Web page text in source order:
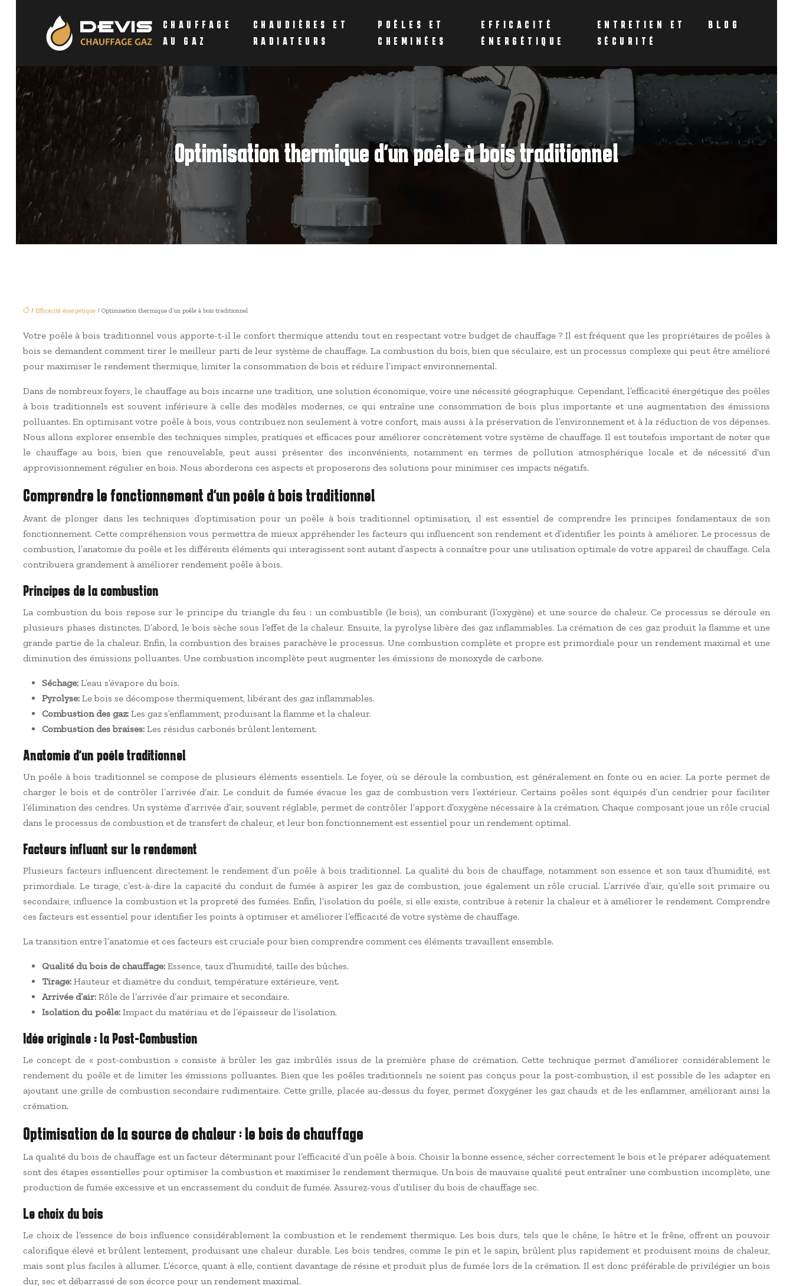
CHAUFFAGE
AU GAZ
CHAUDIÈRES ET
RADIATEURS
POÊLES ET
CHEMINÉES
EFFICACITÉ
ÉNERGÉTIQUE
ENTRETIEN ET
SÉCURITÉ
BLOG
Optimisation thermique d’un poêle à bois traditionnel
/ Efficacité énergétique/ Optimisation thermique d’un poêle à bois traditionnel
Votre poêle à bois traditionnel vous apporte-t-il le confort thermique attendu tout en respectant votre budget de chauffage ? Il est fréquent que les propriétaires de poêles à
bois se demandent comment tirer le meilleur parti de leur système de chauffage. La combustion du bois, bien que séculaire, est un processus complexe qui peut être amélioré
pour maximiser le rendement thermique, limiter la consommation de bois et réduire l’impact environnemental.
Dans de nombreux foyers, le chauffage au bois incarne une tradition, une solution économique, voire une nécessité géographique. Cependant, l’efficacité énergétique des poêles
à bois traditionnels est souvent inférieure à celle des modèles modernes, ce qui entraîne une consommation de bois plus importante et une augmentation des émissions
polluantes. En optimisant votre poêle à bois, vous contribuez non seulement à votre confort, mais aussi à la préservation de l’environnement et à la réduction de vos dépenses.
Nous allons explorer ensemble des techniques simples, pratiques et efficaces pour améliorer concrètement votre système de chauffage. Il est toutefois important de noter que
le chauffage au bois, bien que renouvelable, peut aussi présenter des inconvénients, notamment en termes de pollution atmosphérique locale et de nécessité d’un
approvisionnement régulier en bois. Nous aborderons ces aspects et proposerons des solutions pour minimiser ces impacts négatifs.
Comprendre le fonctionnement d’un poêle à bois traditionnel
Avant de plonger dans les techniques d’optimisation pour un poêle à bois traditionnel optimisation, il est essentiel de comprendre les principes fondamentaux de son
fonctionnement. Cette compréhension vous permettra de mieux appréhender les facteurs qui influencent son rendement et d’identifier les points à améliorer. Le processus de
combustion, l’anatomie du poêle et les différents éléments qui interagissent sont autant d’aspects à connaître pour une utilisation optimale de votre appareil de chauffage. Cela
contribuera grandement à améliorer rendement poêle à bois.
Principes de la combustion
La combustion du bois repose sur le principe du triangle du feu : un combustible (le bois), un comburant (l’oxygène) et une source de chaleur. Ce processus se déroule en
plusieurs phases distinctes. D’abord, le bois sèche sous l’effet de la chaleur. Ensuite, la pyrolyse libère des gaz inflammables. La crémation de ces gaz produit la flamme et une
grande partie de la chaleur. Enfin, la combustion des braises parachève le processus. Une combustion complète et propre est primordiale pour un rendement maximal et une
diminution des émissions polluantes. Une combustion incomplète peut augmenter les émissions de monoxyde de carbone.
Séchage: L’eau s’évapore du bois.
Pyrolyse: Le bois se décompose thermiquement, libérant des gaz inflammables.
Combustion des gaz: Les gaz s’enflamment, produisant la flamme et la chaleur.
Combustion des braises: Les résidus carbonés brûlent lentement.
Anatomie d’un poêle traditionnel
Un poêle à bois traditionnel se compose de plusieurs éléments essentiels. Le foyer, où se déroule la combustion, est généralement en fonte ou en acier. La porte permet de
charger le bois et de contrôler l’arrivée d’air. Le conduit de fumée évacue les gaz de combustion vers l’extérieur. Certains poêles sont équipés d’un cendrier pour faciliter
l’élimination des cendres. Un système d’arrivée d’air, souvent réglable, permet de contrôler l’apport d’oxygène nécessaire à la crémation. Chaque composant joue un rôle crucial
dans le processus de combustion et de transfert de chaleur, et leur bon fonctionnement est essentiel pour un rendement optimal.
Facteurs influant sur le rendement
Plusieurs facteurs influencent directement le rendement d’un poêle à bois traditionnel. La qualité du bois de chauffage, notamment son essence et son taux d’humidité, est
primordiale. Le tirage, c’est-à-dire la capacité du conduit de fumée à aspirer les gaz de combustion, joue également un rôle crucial. L’arrivée d’air, qu’elle soit primaire ou
secondaire, influence la combustion et la propreté des fumées. Enfin, l’isolation du poêle, si elle existe, contribue à retenir la chaleur et à améliorer le rendement. Comprendre
ces facteurs est essentiel pour identifier les points à optimiser et améliorer l’efficacité de votre système de chauffage.
La transition entre l’anatomie et ces facteurs est cruciale pour bien comprendre comment ces éléments travaillent ensemble.
Qualité du bois de chauffage: Essence, taux d’humidité, taille des bûches.
Tirage: Hauteur et diamètre du conduit, température extérieure, vent.
Arrivée d’air: Rôle de l’arrivée d’air primaire et secondaire.
Isolation du poêle: Impact du matériau et de l’épaisseur de l’isolation.
Idée originale : la Post-Combustion
Le concept de « post-combustion » consiste à brûler les gaz imbrûlés issus de la première phase de crémation. Cette technique permet d’améliorer considérablement le
rendement du poêle et de limiter les émissions polluantes. Bien que les poêles traditionnels ne soient pas conçus pour la post-combustion, il est possible de les adapter en
ajoutant une grille de combustion secondaire rudimentaire. Cette grille, placée au-dessus du foyer, permet d’oxygéner les gaz chauds et de les enflammer, améliorant ainsi la
crémation.
Optimisation de la source de chaleur : le bois de chauffage
La qualité du bois de chauffage est un facteur déterminant pour l’efficacité d’un poêle à bois. Choisir la bonne essence, sécher correctement le bois et le préparer adéquatement
sont des étapes essentielles pour optimiser la combustion et maximiser le rendement thermique. Un bois de mauvaise qualité peut entraîner une combustion incomplète, une
production de fumée excessive et un encrassement du conduit de fumée. Assurez-vous d’utiliser du bois de chauffage sec.
Le choix du bois
Le choix de l’essence de bois influence considérablement la combustion et le rendement thermique. Les bois durs, tels que le chêne, le hêtre et le frêne, offrent un pouvoir
calorifique élevé et brûlent lentement, produisant une chaleur durable. Les bois tendres, comme le pin et le sapin, brûlent plus rapidement et produisent moins de chaleur,
mais sont plus faciles à allumer. L’écorce, quant à elle, contient davantage de résine et produit plus de fumée lors de la crémation. Il est donc préférable de privilégier un bois
dur, sec et débarrassé de son écorce pour un rendement maximal.